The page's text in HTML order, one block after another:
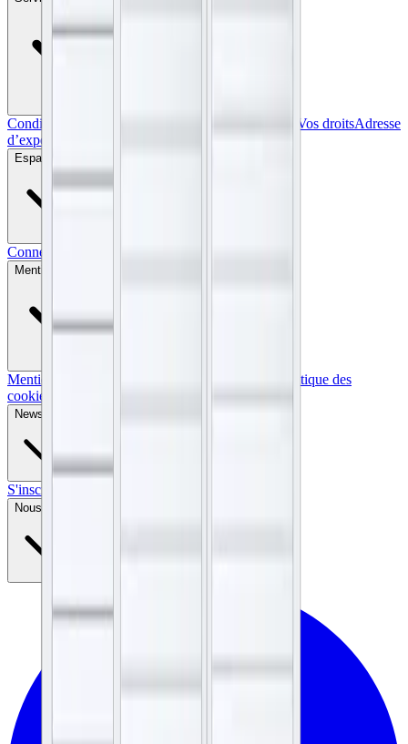
Conditions de vente Vos droitsAdresse
d’expédition
Espace Client
Connexion
Mentions légales
Mentions légales
Politique des
cookies
Newsletter
S'inscrire
Nous suivre